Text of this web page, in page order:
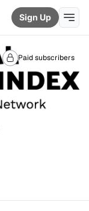
Sign Up
Paid subscribers